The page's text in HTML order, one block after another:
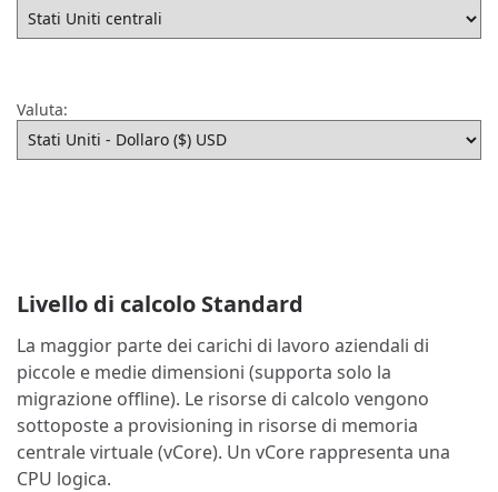
Valuta:
Livello di calcolo Standard
La maggior parte dei carichi di lavoro aziendali di
piccole e medie dimensioni (supporta solo la
migrazione offline). Le risorse di calcolo vengono
sottoposte a provisioning in risorse di memoria
centrale virtuale (vCore). Un vCore rappresenta una
CPU logica.